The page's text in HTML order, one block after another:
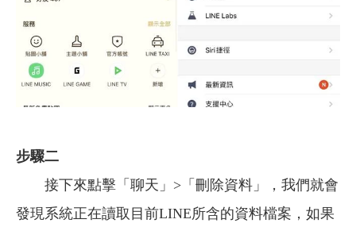
步驟二
接下來點擊「聊天」>「刪除資料」，我們就會
發現系統正在讀取目前LINE所含的資料檔案，如果